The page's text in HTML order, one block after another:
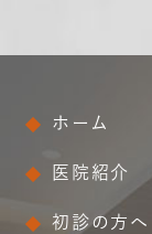
ホーム
医院紹介
初診の方へ